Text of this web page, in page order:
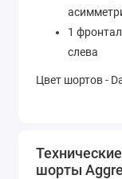
1
слева
Цвет шортов -
шорты